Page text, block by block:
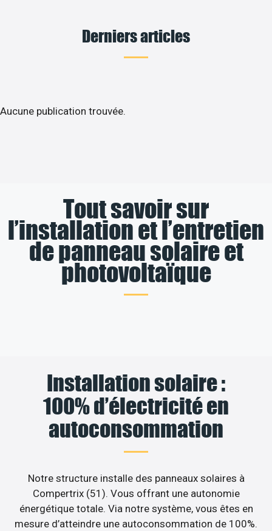
Derniers articles
Aucune publication trouvée.
Tout savoir sur
l’installation et l’entretien
de panneau solaire et
photovoltaïque
Installation solaire :
100% d’électricité en
autoconsommation
Notre structure installe des panneaux solaires à
Compertrix (51). Vous offrant une autonomie
énergétique totale. Via notre système, vous êtes en
mesure d’atteindre une autoconsommation de 100%.